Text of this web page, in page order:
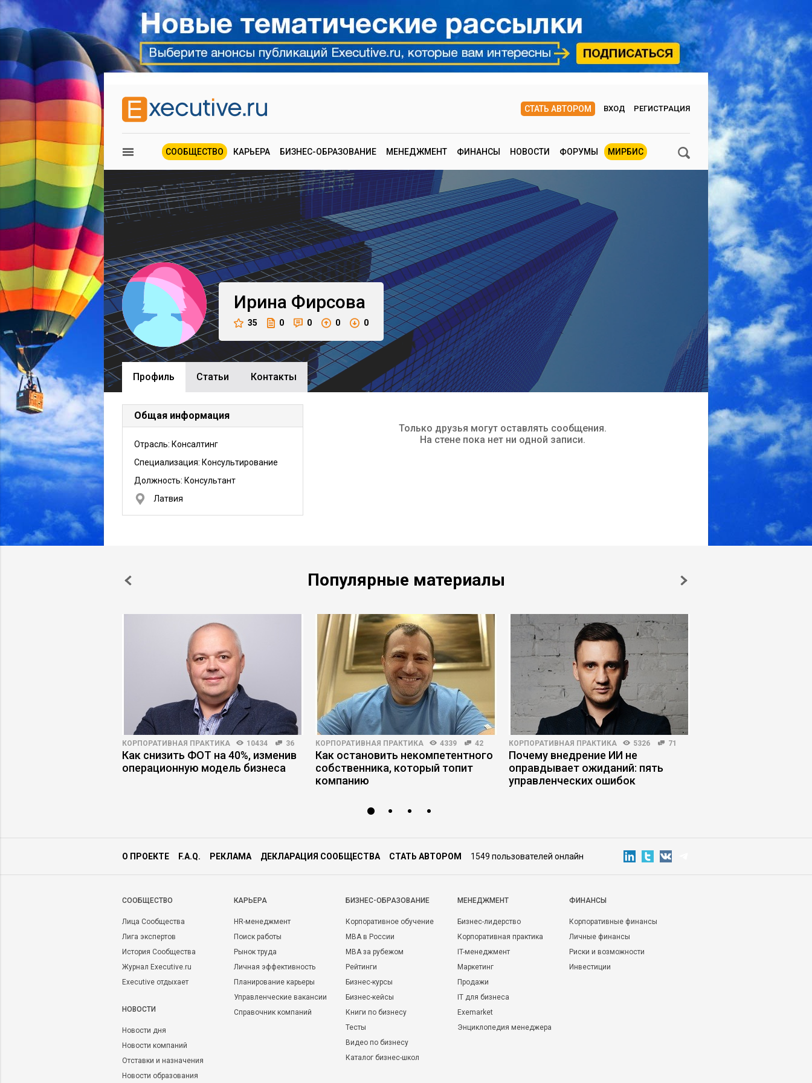
СТАТЬ АВТОРОМ ВХОД РЕГИСТРАЦИЯ
СООБЩЕСТВО КАРЬЕРА БИЗНЕС-ОБРАЗОВАНИЕ МЕНЕДЖМЕНТ ФИНАНСЫ НОВОСТИ ФОРУМЫ МИРБИС
Ирина Фирсова
35 0 0 0 0
Профиль Cтатьи Контакты
Общая информация
Отрасль: Консалтинг
Специализация: Консультирование
Должность: Консультант
Латвия
Только друзья могут оставлять сообщения.
На стене пока нет ни одной записи.
Популярные материалы
КОРПОРАТИВНАЯ ПРАКТИКА 10434 36
Как снизить ФОТ на 40%, изменив
операционную модель бизнеса
КОРПОРАТИВНАЯ ПРАКТИКА 4339 42
Как остановить некомпетентного
собственника, который топит
компанию
КОРПОРАТИВНАЯ ПРАКТИКА 5326 71
Почему внедрение ИИ не
оправдывает ожиданий: пять
управленческих ошибок
О ПРОЕКТЕ F.A.Q. РЕКЛАМА ДЕКЛАРАЦИЯ СООБЩЕСТВА СТАТЬ АВТОРОМ 1549 пользователей онлайн
CООБЩЕСТВО
Лица Сообщества
Лига экспертов
История Сообщества
Журнал Executive.ru
Executive отдыхает
НОВОСТИ
Новости дня
Новости компаний
Отставки и назначения
Новости образования
КАРЬЕРА
HR-менеджмент
Поиск работы
Рынок труда
Личная эффективность
Планирование карьеры
Управленческие вакансии
Справочник компаний
БИЗНЕС-ОБРАЗОВАНИЕ
Корпоративное обучение
MBA в России
MBA за рубежом
Рейтинги
Бизнес-курсы
Бизнес-кейсы
Книги по бизнесу
Тесты
Видео по бизнесу
Каталог бизнес-школ
МЕНЕДЖМЕНТ
Бизнес-лидерство
Корпоративная практика
IT-менеджмент
Маркетинг
Продажи
IT для бизнеса
Exemarket
Энциклопедия менеджера
ФИНАНСЫ
Корпоративные финансы
Личные финансы
Риски и возможности
Инвестиции